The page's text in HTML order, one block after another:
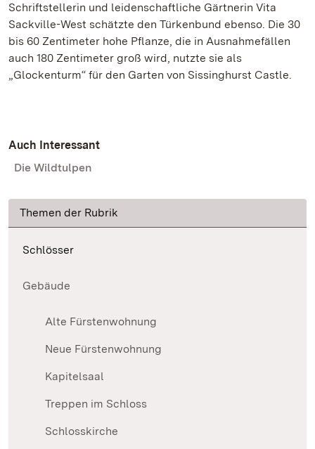
Schriftstellerin und leidenschaftliche Gärtnerin Vita
Sackville-West schätzte den Türkenbund ebenso. Die 30
bis 60 Zentimeter hohe Pflanze, die in Ausnahmefällen
auch 180 Zentimeter groß wird, nutzte sie als
„Glockenturm“ für den Garten von Sissinghurst Castle.
Auch Interessant
Die Wildtulpen
Themen der Rubrik
Schlösser
Gebäude
Alte Fürstenwohnung
Neue Fürstenwohnung
Kapitelsaal
Treppen im Schloss
Schlosskirche